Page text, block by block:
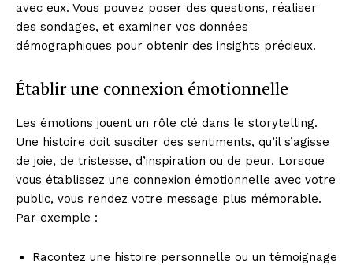
avec eux. Vous pouvez poser des questions, réaliser
des sondages, et examiner vos données
démographiques pour obtenir des insights précieux.
Établir une connexion émotionnelle
Les émotions jouent un rôle clé dans le storytelling.
Une histoire doit susciter des sentiments, qu’il s’agisse
de joie, de tristesse, d’inspiration ou de peur. Lorsque
vous établissez une connexion émotionnelle avec votre
public, vous rendez votre message plus mémorable.
Par exemple :
Racontez une histoire personnelle ou un témoignage